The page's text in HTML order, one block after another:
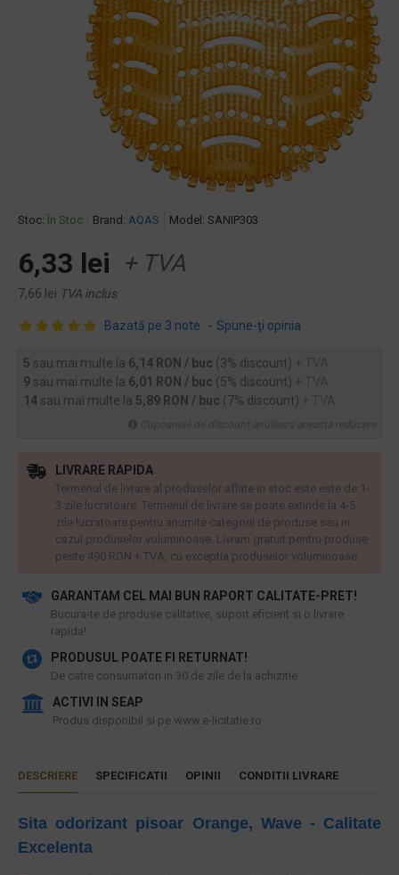
Stoc: În Stoc Brand: AQAS Model: SANIP303
Bazată pe 3 note. - Spune-ţi opinia
6,33 lei + TVA
7,66 lei TVA inclus
5 sau mai multe la 6,14 RON / buc (3% discount)
9 sau mai multe la 6,01 RON / buc (5% discount)
14 sau mai multe la 5,89 RON / buc (7% discount)
GARANTAM CEL MAI BUN RAPORT CALITATE-PRET!
​Bucura-te de produse calitative, suport eficient si o livrare
rapida!
PRODUSUL POATE FI RETURNAT!
De catre consumatori in 30 de zile de la achizitie
ACTIVI IN SEAP
Produs disponibil si pe www.e-licitatie.ro
LIVRARE RAPIDA
Termenul de livrare al produselor aflate in stoc este este de 1-
3 zile lucratoare. Termenul de livrare se poate extinde la 4-5
zile lucratoare pentru anumite categorii de produse sau in
cazul produselor voluminoase. Livram gratuit pentru produse
peste 490 RON + TVA, cu exceptia produselor voluminoase.
DESCRIERE SPECIFICATII OPINII CONDITII LIVRARE
Sita odorizant pisoar Orange, Wave - Calitate
Excelenta